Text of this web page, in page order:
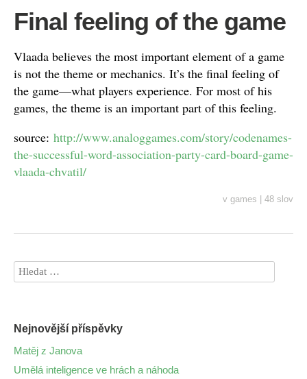
Final feeling of the game
Vlaada believes the most important element of a game
is not the theme or mechanics. It’s the final feeling of
the game—what players experience. For most of his
games, the theme is an important part of this feeling.
source: http://www.analoggames.com/story/codenames-
the-successful-word-association-party-card-board-game-
vlaada-chvatil/
v games 48 slov
Nejnovější příspěvky
Matěj z Janova
Umělá inteligence ve hrách a náhoda